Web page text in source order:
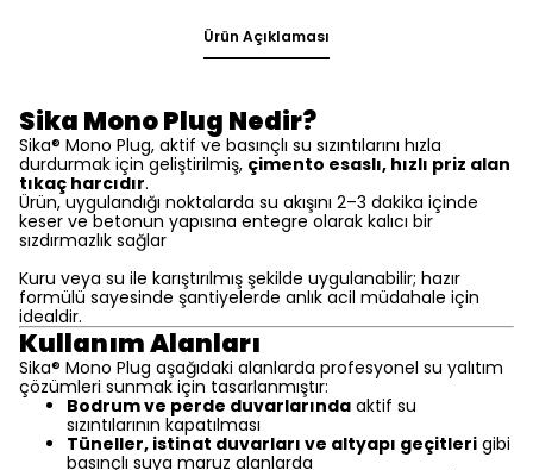
Ürün Açıklaması
Sika Mono Plug Nedir?
Sika® Mono Plug, aktif ve basınçlı su sızıntılarını hızla
durdurmak için geliştirilmiş, çimento esaslı, hızlı priz alan
tıkaç harcıdır.
Ürün, uygulandığı noktalarda su akışını 2–3 dakika içinde
keser ve betonun yapısına entegre olarak kalıcı bir
sızdırmazlık sağlar
Kuru veya su ile karıştırılmış şekilde uygulanabilir; hazır
formülü sayesinde şantiyelerde anlık acil müdahale için
idealdir.
Kullanım Alanları
Sika® Mono Plug aşağıdaki alanlarda profesyonel su yalıtım
çözümleri sunmak için tasarlanmıştır:
Bodrum ve perde duvarlarında aktif su
sızıntılarının kapatılması
Tüneller, istinat duvarları ve altyapı geçitleri gibi
basınçlı suya maruz alanlarda